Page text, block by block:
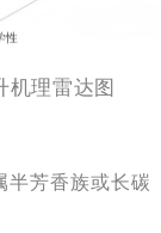
机理雷达图
半芳香族或长碳